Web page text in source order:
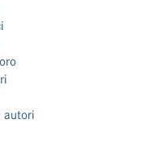
autori